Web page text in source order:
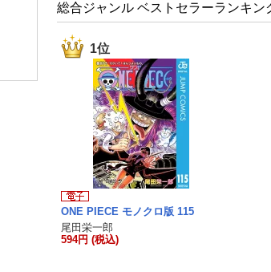
総合ジャンル ベストセラーランキ
1位
ONE PIECE モノクロ版 115
尾田栄一郎
594円 (税込)